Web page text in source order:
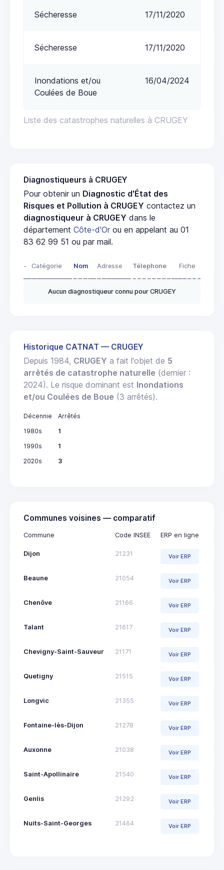
Liste des catastrophes naturelles à CRUGEY
Sécheresse 17/11/2020
Sécheresse 17/11/2020
Inondations et/ou
Coulées de Boue
16/04/2024
Diagnostiqueurs à CRUGEY
Pour obtenir un Diagnostic d'État des
Risques et Pollution à CRUGEY contactez un
diagnostiqueur à CRUGEY dans le
département Côte-d'Or ou en appelant au 01
83 62 99 51 ou par mail.
- Catégorie Nom Adresse Télephone Fiche
Aucun diagnostiqueur connu pour CRUGEY
Historique CATNAT — CRUGEY
Depuis 1984, CRUGEY a fait l'objet de 5
arrêtés de catastrophe naturelle (dernier :
2024). Le risque dominant est Inondations
et/ou Coulées de Boue (3 arrêtés).
Décennie
Arrêtés
1980s
1
1990s
1
2020s
3
Communes voisines — comparatif
Commune Code INSEE ERP en ligne
Dijon 21231 Voir ERP
Beaune 21054 Voir ERP
Chenôve 21166 Voir ERP
Talant 21617 Voir ERP
Chevigny-Saint-Sauveur 21171 Voir ERP
Quetigny 21515 Voir ERP
Longvic 21355 Voir ERP
Fontaine-lès-Dijon 21278 Voir ERP
Auxonne 21038 Voir ERP
Saint-Apollinaire 21540 Voir ERP
Genlis 21292 Voir ERP
Nuits-Saint-Georges 21464 Voir ERP